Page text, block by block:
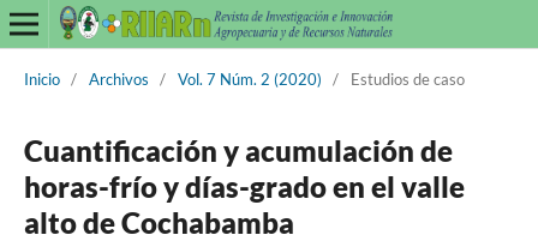
Inicio / Archivos / Vol. 7 Núm. 2 (2020) / Estudios de caso
Cuantificación y acumulación de
horas-frío y días-grado en el valle
alto de Cochabamba